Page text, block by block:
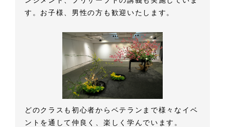
す。お子様、男性の方も歓迎いたします。
どのクラスも初心者からベテランまで様々なイベ
ントを通して仲良く、楽しく学んでいます。